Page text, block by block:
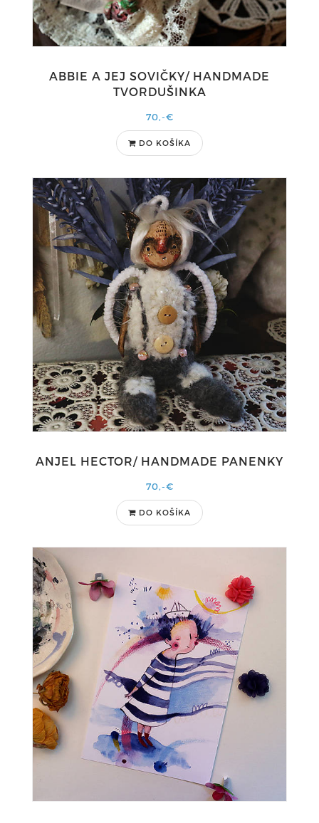
ABBIE A JEJ SOVIČKY/ HANDMADE
TVORDUŠINKA
70,-€
DO KOŠÍKA
ANJEL HECTOR/ HANDMADE PANENKY
70,-€
DO KOŠÍKA